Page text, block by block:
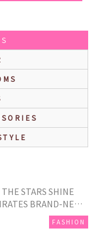
THE STARS SHINE
BRAND-NEW
FASHION